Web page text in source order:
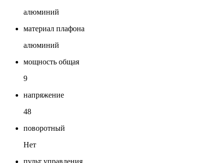
алюминий
материал плафона
алюминий
мощность общая
9
напряжение
48
поворотный
Нет
пульт управления